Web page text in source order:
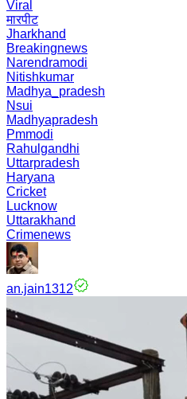
Viral
मारपीट
Jharkhand
Breakingnews
Narendramodi
Nitishkumar
Madhya_pradesh
Nsui
Madhyapradesh
Pmmodi
Rahulgandhi
Uttarpradesh
Haryana
Cricket
Lucknow
Uttarakhand
Crimenews
an.jain1312